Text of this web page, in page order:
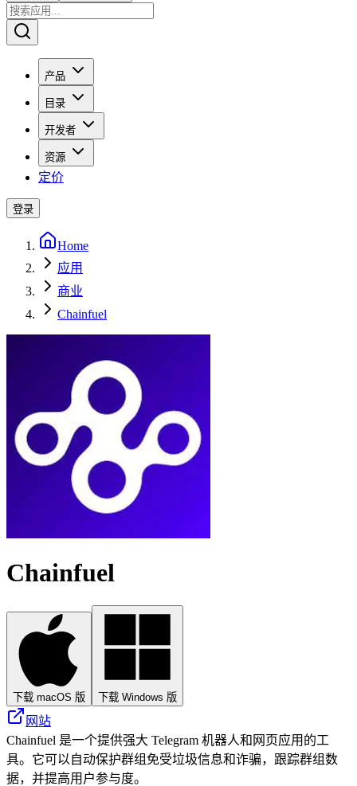
产品
目录
开发者
资源
定价
登录
Home
应用
商业
Chainfuel
Chainfuel
下载 macOS 版 下载 Windows 版
网站
Chainfuel 是一个提供强大 Telegram 机器人和网页应用的工
具。它可以自动保护群组免受垃圾信息和诈骗，跟踪群组数
据，并提高用户参与度。